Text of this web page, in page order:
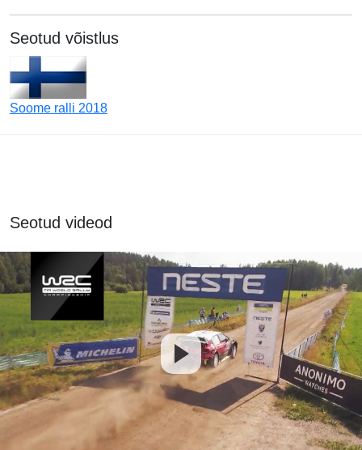
Seotud võistlus
Soome ralli 2018
Seotud videod